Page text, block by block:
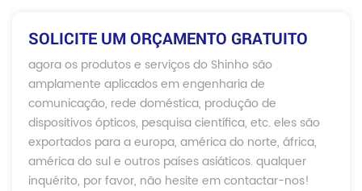
SOLICITE UM ORÇAMENTO GRATUITO
agora os produtos e serviços do Shinho são
amplamente aplicados em engenharia de
comunicação, rede doméstica, produção de
dispositivos ópticos, pesquisa científica, etc. eles são
exportados para a europa, américa do norte, áfrica,
américa do sul e outros países asiáticos. qualquer
inquérito, por favor, não hesite em contactar-nos!